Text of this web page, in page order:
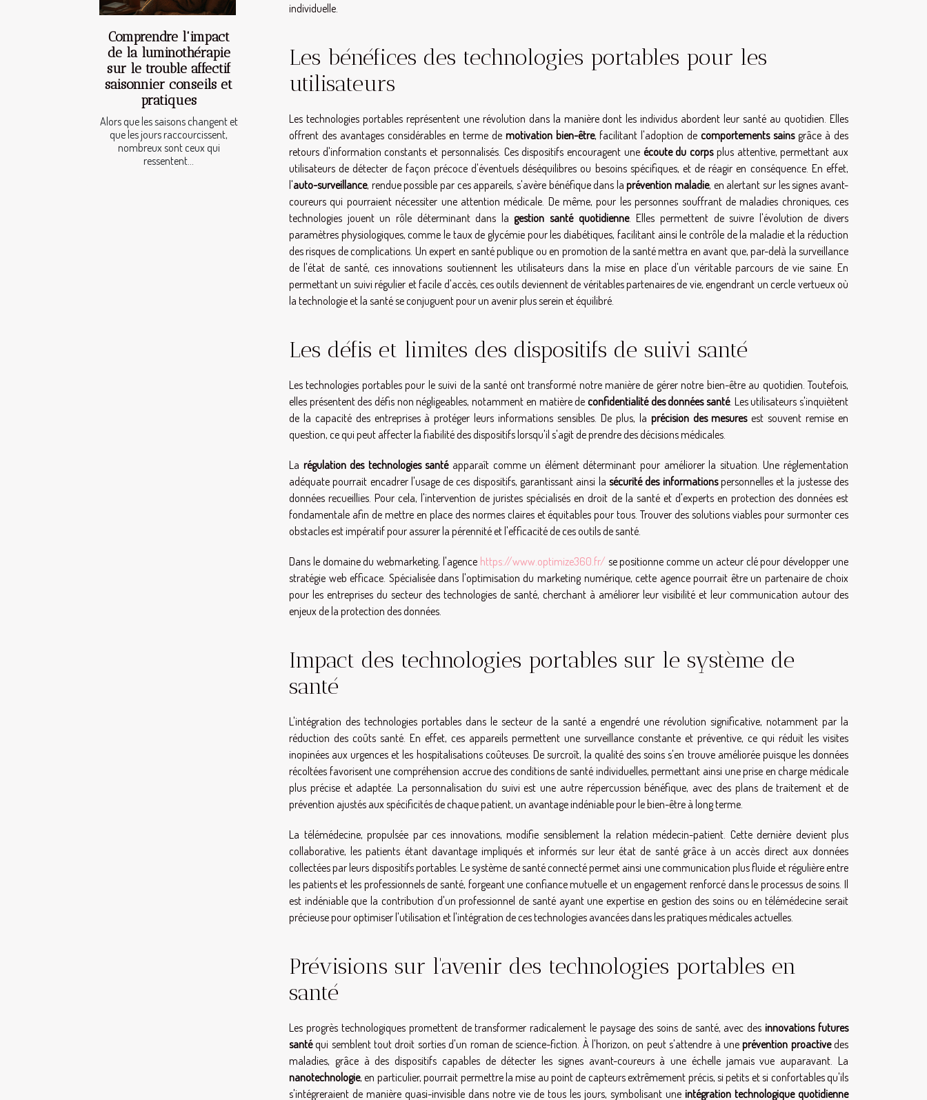
Comprendre l'impact
de la luminothérapie
sur le trouble affectif
saisonnier conseils et
pratiques
Alors que les saisons changent et
que les jours raccourcissent,
nombreux sont ceux qui
ressentent...
individuelle.
Les bénéfices des technologies portables pour les
utilisateurs
Les technologies portables représentent une révolution dans la manière dont les individus abordent leur santé au quotidien. Elles
offrent des avantages considérables en terme de motivation bien-être, facilitant l'adoption decomportements sainsgrâce à des
retours d'information constants et personnalisés. Ces dispositifs encouragent une écoute du corpsplus attentive, permettant aux
utilisateurs de détecter de façon précoce d'éventuels déséquilibres ou besoins spécifiques, et de réagir en conséquence. En effet,
l'auto-surveillance, rendue possible par ces appareils, s'avère bénéfique dans laprévention maladie, en alertant sur les signes avant-
coureurs qui pourraient nécessiter une attention médicale. De même, pour les personnes souffrant de maladies chroniques, ces
technologies jouent un rôle déterminant dans lagestion santé quotidienne. Elles permettent de suivre l'évolution de divers
paramètres physiologiques, comme le taux de glycémie pour les diabétiques, facilitant ainsi le contrôle de la maladie et la réduction
des risques de complications. Un expert en santé publique ou en promotion de la santé mettra en avant que, par-delà la surveillance
de l'état de santé, ces innovations soutiennent les utilisateurs dans la mise en place d'un véritable parcours de vie saine. En
permettant un suivi régulier et facile d'accès, ces outils deviennent de véritables partenaires de vie, engendrant un cercle vertueux où
la technologie et la santé se conjuguent pour un avenir plus serein et équilibré.
Les défis et limites des dispositifs de suivi santé
Les technologies portables pour le suivi de la santé ont transformé notre manière de gérer notre bien-être au quotidien. Toutefois,
elles présentent des défis non négligeables, notamment en matière de confidentialité des données santé. Les utilisateurs s'inquiètent
de la capacité des entreprises à protéger leurs informations sensibles. De plus, la précision des mesuresest souvent remise en
question, ce qui peut affecter la fiabilité des dispositifs lorsqu'il s'agit de prendre des décisions médicales.
La régulation des technologies santéapparaît comme un élément déterminant pour améliorer la situation. Une réglementation
adéquate pourrait encadrer l'usage de ces dispositifs, garantissant ainsi la sécurité des informationspersonnelles et la justesse des
données recueillies. Pour cela, l'intervention de juristes spécialisés en droit de la santé et d'experts en protection des données est
fondamentale afin de mettre en place des normes claires et équitables pour tous. Trouver des solutions viables pour surmonter ces
obstacles est impératif pour assurer la pérennité et l'efficacité de ces outils de santé.
Dans le domaine du webmarketing, l'agence https://www.optimize360.fr/ se positionne comme un acteur clé pour développer une
stratégie web efficace. Spécialisée dans l'optimisation du marketing numérique, cette agence pourrait être un partenaire de choix
pour les entreprises du secteur des technologies de santé, cherchant à améliorer leur visibilité et leur communication autour des
enjeux de la protection des données.
Impact des technologies portables sur le système de
santé
L'intégration des technologies portables dans le secteur de la santé a engendré une révolution significative, notamment par la
réduction des coûts santé. En effet, ces appareils permettent une surveillance constante et préventive, ce qui réduit les visites
inopinées aux urgences et les hospitalisations coûteuses. De surcroît, la qualité des soins s'en trouve améliorée puisque les données
récoltées favorisent une compréhension accrue des conditions de santé individuelles, permettant ainsi une prise en charge médicale
plus précise et adaptée. La personnalisation du suivi est une autre répercussion bénéfique, avec des plans de traitement et de
prévention ajustés aux spécificités de chaque patient, un avantage indéniable pour le bien-être à long terme.
La télémédecine, propulsée par ces innovations, modifie sensiblement la relation médecin-patient. Cette dernière devient plus
collaborative, les patients étant davantage impliqués et informés sur leur état de santé grâce à un accès direct aux données
collectées par leurs dispositifs portables. Le système de santé connecté permet ainsi une communication plus fluide et régulière entre
les patients et les professionnels de santé, forgeant une confiance mutuelle et un engagement renforcé dans le processus de soins. Il
est indéniable que la contribution d'un professionnel de santé ayant une expertise en gestion des soins ou en télémédecine serait
précieuse pour optimiser l'utilisation et l'intégration de ces technologies avancées dans les pratiques médicales actuelles.
Prévisions sur l'avenir des technologies portables en
santé
Les progrès technologiques promettent de transformer radicalement le paysage des soins de santé, avec desinnovations futures
santéqui semblent tout droit sorties d'un roman de science-fiction. À l'horizon, on peut s'attendre à uneprévention proactivedes
maladies, grâce à des dispositifs capables de détecter les signes avant-coureurs à une échelle jamais vue auparavant. La
nanotechnologie, en particulier, pourrait permettre la mise au point de capteurs extrêmement précis, si petits et si confortables qu'ils
s'intégreraient de manière quasi-invisible dans notre vie de tous les jours, symbolisant une intégration technologique quotidienne